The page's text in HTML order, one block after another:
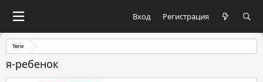
Вход Регистрация
Теги
я-ребенок